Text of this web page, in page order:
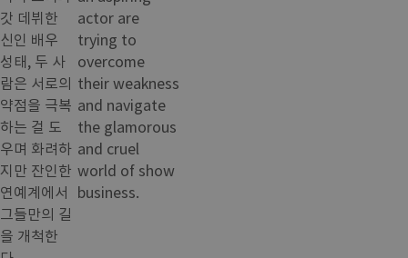
갓 데뷔한
신인 배우
성태, 두 사
람은 서로의
약점을 극복
하는 걸 도
우며 화려하
지만 잔인한
연예계에서
그들만의 길
을 개척한
actor are
trying to
overcome
their weakness
and navigate
the glamorous
and cruel
world of show
business.